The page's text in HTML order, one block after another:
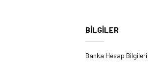
BİLGİLER
Banka Hesap Bilgileri